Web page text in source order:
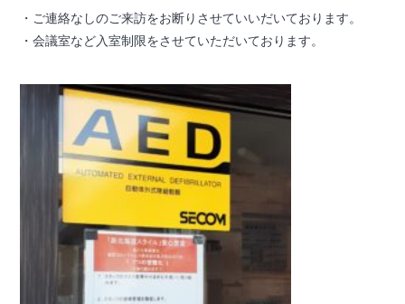
・ご連絡なしのご来訪をお断りさせていいだいております。
・会議室など入室制限をさせていただいております。